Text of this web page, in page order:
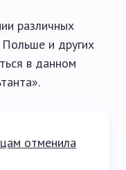
различных
и других
в данном
отменила